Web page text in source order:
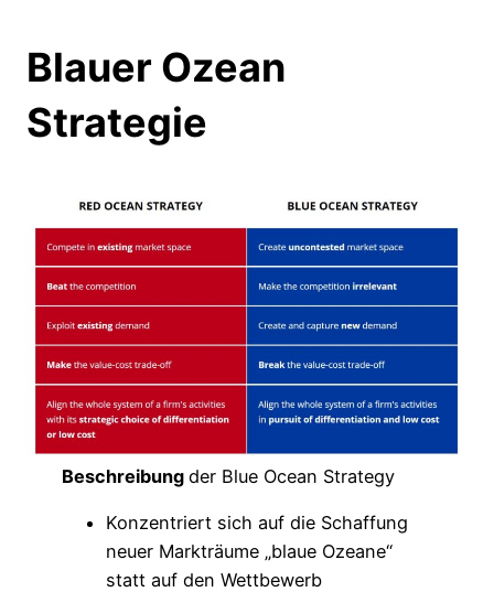
Blauer Ozean
Strategie
Beschreibungder Blue Ocean Strategy
Konzentriert sich auf die Schaffung
neuer Markträume „blaue Ozeane“
statt auf den Wettbewerb